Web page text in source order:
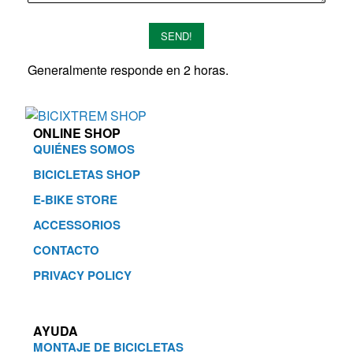
SEND!
Generalmente responde en 2 horas.
ONLINE SHOP
QUIÉNES SOMOS
BICICLETAS SHOP
E-BIKE STORE
ACCESSORIOS
CONTACTO
PRIVACY POLICY
AYUDA
MONTAJE DE BICICLETAS